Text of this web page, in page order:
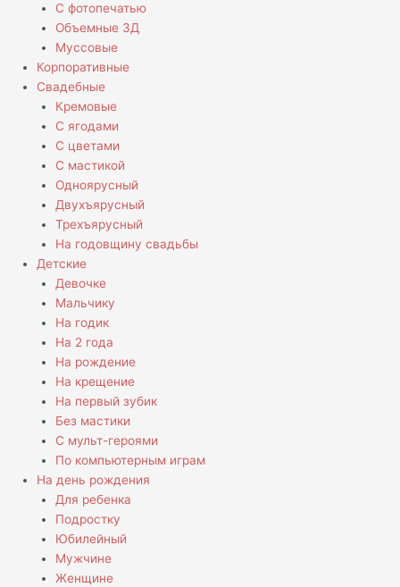
С фотопечатью
Объемные 3Д
Муссовые
Корпоративные
Свадебные
Кремовые
С ягодами
С цветами
С мастикой
Одноярусный
Двухъярусный
Трехъярусный
На годовщину свадьбы
Детские
Девочке
Мальчику
На годик
На 2 года
На рождение
На крещение
На первый зубик
Без мастики
С мульт-героями
По компьютерным играм
На день рождения
Для ребенка
Подростку
Юбилейный
Мужчине
Женщине